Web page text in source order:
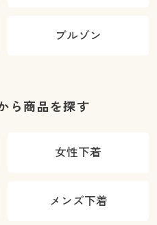
ブルゾン
ら商品を探す
女性下着
メンズ下着